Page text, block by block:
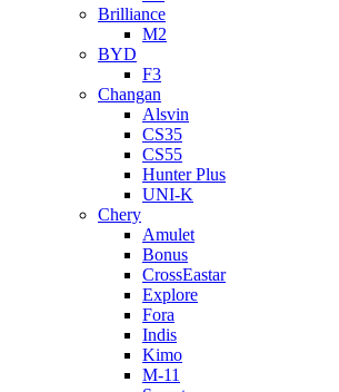
Brilliance
M2
BYD
F3
Changan
Alsvin
CS35
CS55
Hunter Plus
UNI-K
Chery
Amulet
Bonus
CrossEastar
Explore
Fora
Indis
Kimo
M-11